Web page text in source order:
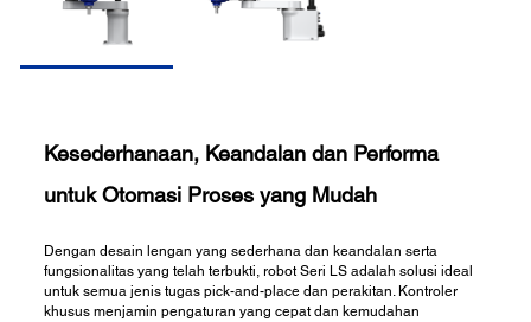
Kesederhanaan, Keandalan dan Performa
untuk Otomasi Proses yang Mudah
Dengan desain lengan yang sederhana dan keandalan serta
fungsionalitas yang telah terbukti, robot Seri LS adalah solusi ideal
untuk semua jenis tugas pick-and-place dan perakitan. Kontroler
khusus menjamin pengaturan yang cepat dan kemudahan